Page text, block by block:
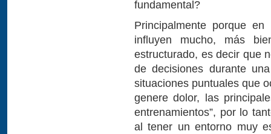
fundamental?
Principalmente porque
influyen mucho, más
estructurado, es decir que
de decisiones durante
situaciones puntuales que
genere dolor, las
entrenamientos”, por lo
al tener un entorno muy